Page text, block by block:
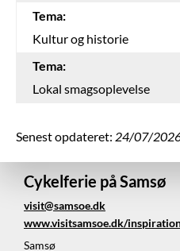
Tema:
Kultur og historie
Tema:
Lokal smagsoplevelse
Senest opdateret: 24/07/
Cykelferie på Samsø
visit@samsoe.dk
www.visitsamsoe.dk/
Samsø